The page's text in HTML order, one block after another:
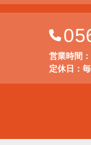
営業時間
定休日：